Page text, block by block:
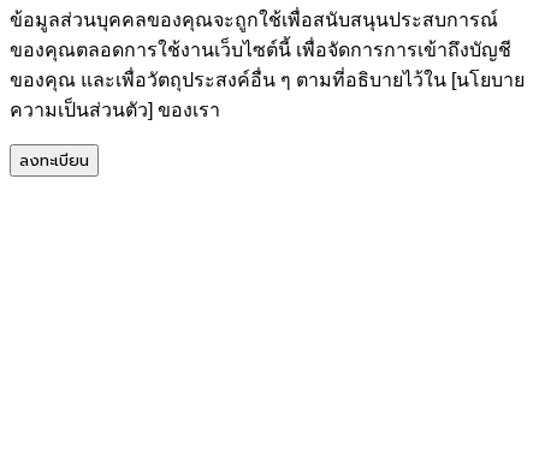
ข้อมูลส่วนบุคคลของคุณจะถูกใช้เพื่อสนับสนุนประสบการณ์
ของคุณตลอดการใช้งานเว็บไซต์นี้ เพื่อจัดการการเข้าถึงบัญชี
ของคุณ และเพื่อวัตถุประสงค์อื่น ๆ ตามที่อธิบายไว้ใน [นโยบาย
ความเป็นส่วนตัว] ของเรา
ลงทะเบียน